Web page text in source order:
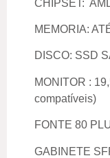
CHIPSET:
MEMORIA:
DISCO: SSD
MONITOR :
compatíveis)
FONTE 80
GABINETE